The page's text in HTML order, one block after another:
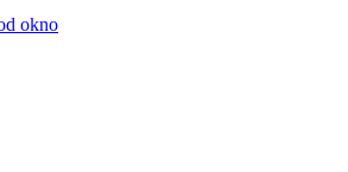
okno